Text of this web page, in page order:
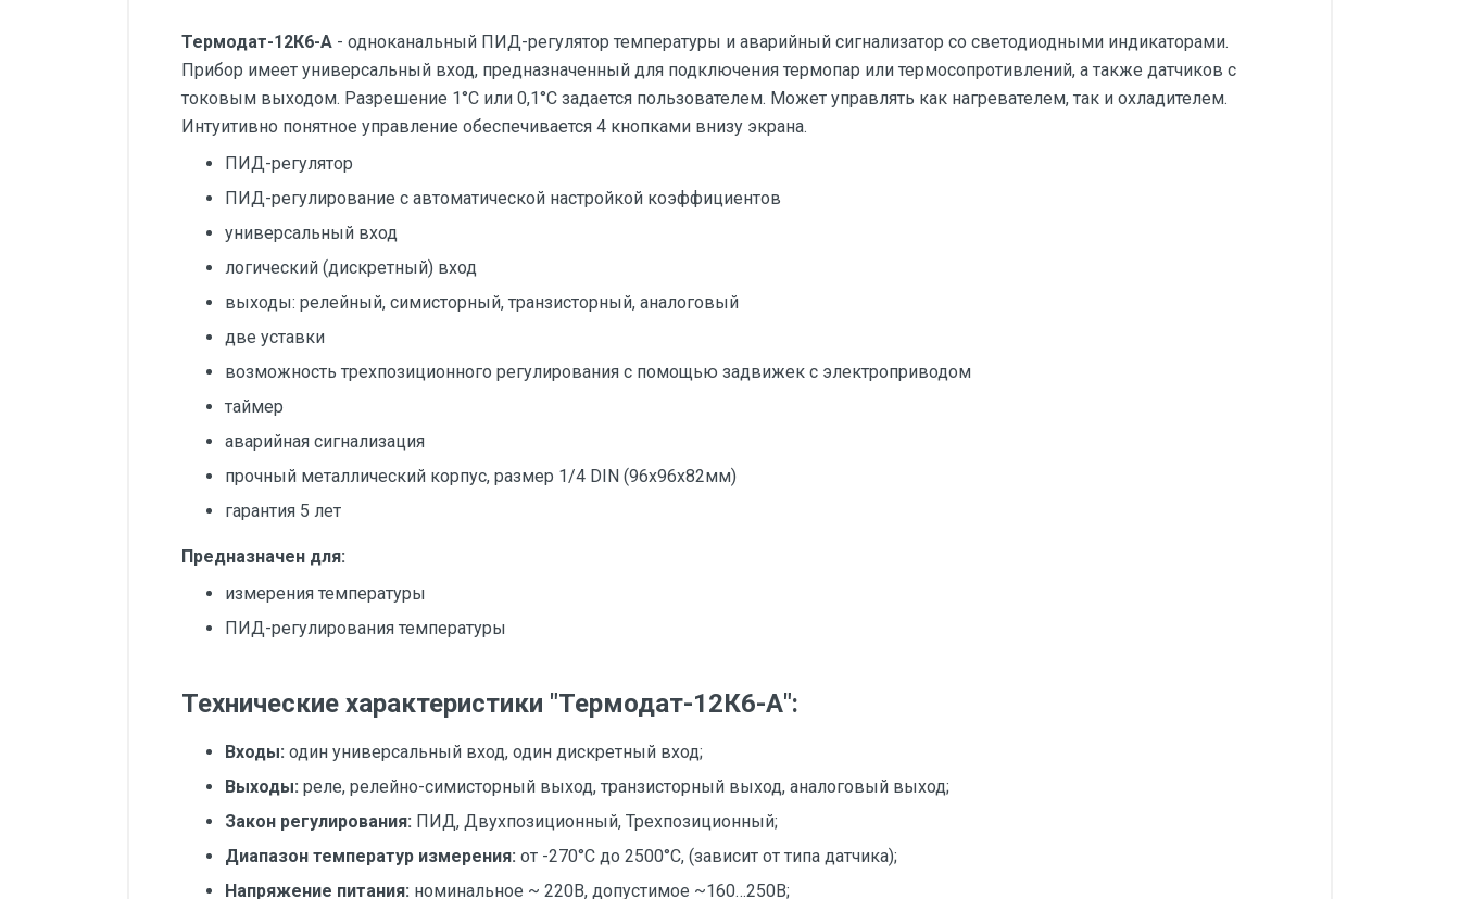
Danfoss
Программное обеспечение
Специализированное
Шаровые краны
Клапаны
Регуляторы давления
Приводы
Термодат-12К6-А - одноканальный ПИД-регулятор температуры и аварийный сигнализатор со светодиодными индикаторами.
Прибор имеет универсальный вход, предназначенный для подключения термопар или термосопротивлений, а также датчиков с
токовым выходом. Разрешение 1°С или 0,1°С задается пользователем. Может управлять как нагревателем, так и охладителем.
Интуитивно понятное управление обеспечивается 4 кнопками внизу экрана.
ПИД-регулятор
ПИД-регулирование с автоматической настройкой коэффициентов
универсальный вход
логический (дискретный) вход
выходы: релейный, симисторный, транзисторный, аналоговый
две уставки
возможность трехпозиционного регулирования с помощью задвижек с электроприводом
таймер
аварийная сигнализация
прочный металлический корпус, размер 1/4 DIN (96х96х82мм)
гарантия 5 лет
Предназначен для:
измерения температуры
ПИД-регулирования температуры
Технические характеристики "Термодат-12К6-А":
Входы: один универсальный вход, один дискретный вход;
Выходы: реле, релейно-симисторный выход, транзисторный выход, аналоговый выход;
Закон регулирования: ПИД, Двухпозиционный, Трехпозиционный;
Диапазон температур измерения: от -270°С до 2500°С, (зависит от типа датчика);
Напряжение питания: номинальное ~ 220В, допустимое ~160…250В;